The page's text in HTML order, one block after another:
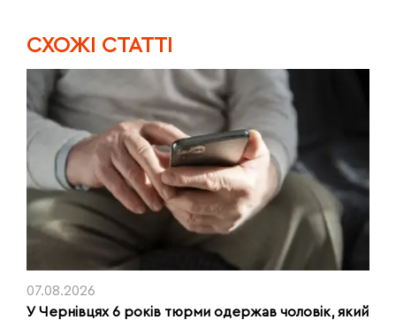
CХОЖІ СТАТТІ
07.08.2026
У Чернівцях 6 років тюрми одержав чоловік, який